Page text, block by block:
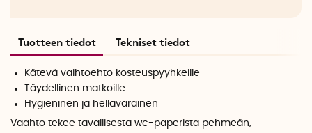
Tuotteen tiedot Tekniset tiedot
Kätevä vaihtoehto kosteuspyyhkeille
Täydellinen matkoille
Hygieninen ja hellävarainen
Vaahto tekee tavallisesta wc-paperista pehmeän,